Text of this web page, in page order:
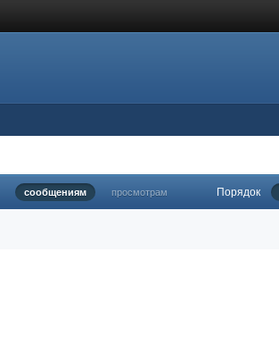
сообщениям просмотрам Порядок